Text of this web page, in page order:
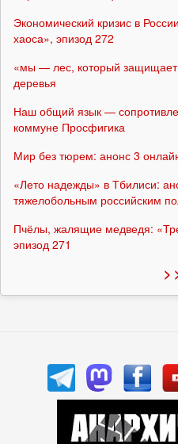
Экономический кризис в
хаоса», эпизод 272
«мы — лес, который
деревья
Наш общий язык —
коммуне Просфигика
Мир без тюрем: анонс 3
«Лето надежды» в Тбилиси:
тяжелобольным российским
Пчёлы, жалящие медведя:
эпизод 271
>